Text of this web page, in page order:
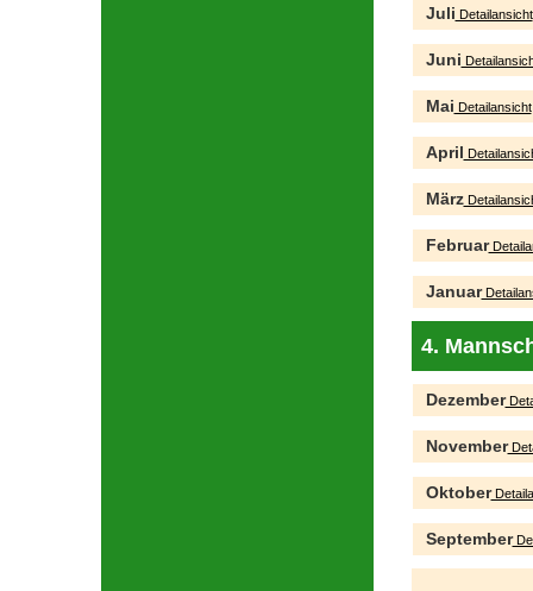
Juli Detailansicht
Juni
Mai Detailansicht
April
März
Februar
Januar
4.
Dezember
November
Oktober
September